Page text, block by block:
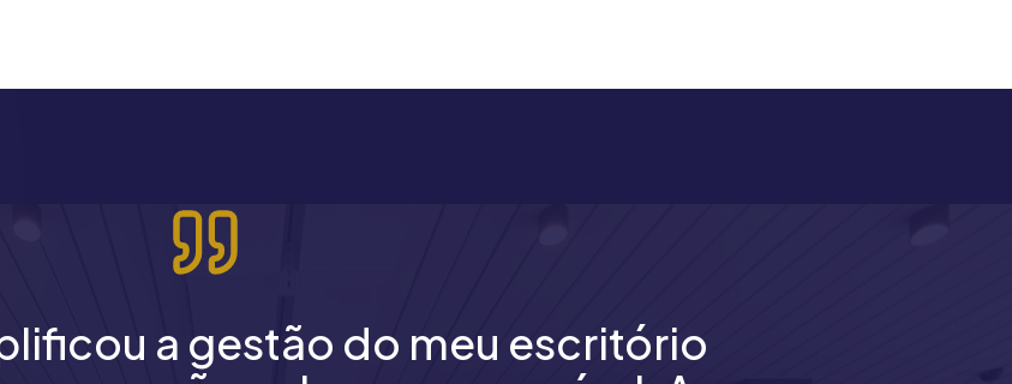
a gestão do meu escritório